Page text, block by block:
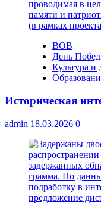
ВОВ
День
Культура и
Историческая
admin 18.03.2026 0